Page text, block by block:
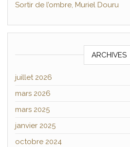
Sortir de l’ombre, Muriel Douru
ARCHIVES
juillet 2026
mars 2026
mars 2025
janvier 2025
octobre 2024